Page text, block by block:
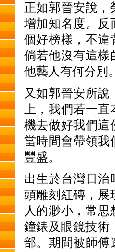
正如郭晉安說，
增加知名度。反
個好榜樣，不違
倘若他沒有這樣
他藝人有何分別
又如郭晉安所
上，我們若一
機去做好我們這
當時間會帶領我
豐盛。
出生於台灣日治
頭雕刻紅磚，展
人的渺小，常
鐘錶及眼鏡技術
部。期間被師傅